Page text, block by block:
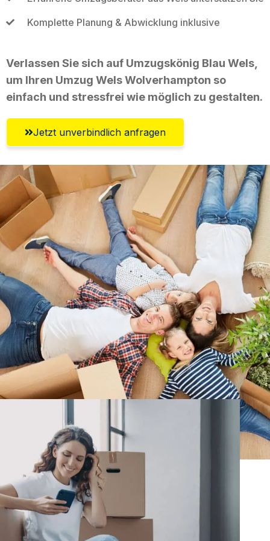
Komplette Planung & Abwicklung inklusive
Verlassen Sie sich auf Umzugskönig Blau Wels,
um Ihren Umzug Wels Wolverhampton so
einfach und stressfrei wie möglich zu gestalten.
Jetzt unverbindlich anfragen